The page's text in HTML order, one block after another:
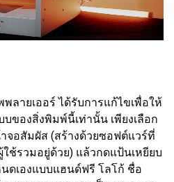
ลายเออร์ ได้รับการแก้ไขเพื่อให้
ของสิ่งพิมพ์นี้เท่านั้น เพียงเลือก
จอสัมผัส (สร้างด้วยซอฟต์แวร์ที่
ช้รวมอยู่ด้วย) แล้วกดแป้นเหยียบ
ดเองแบบแฮนด์ฟรี โลโก้ ชื่อ